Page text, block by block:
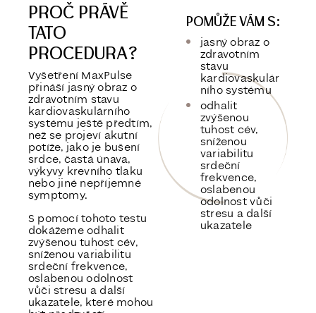
PROČ PRÁVĚ
TATO
PROCEDURA?
Vyšetření MaxPulse
přináší jasný obraz o
zdravotním stavu
kardiovaskulárního
systému ještě předtím,
než se projeví akutní
potíže, jako je bušení
srdce, častá únava,
výkyvy krevního tlaku
nebo jiné nepříjemné
symptomy.
S pomocí tohoto testu
dokážemeodhalit
zvýšenou tuhost cév,
sníženou variabilitu
srdeční frekvence,
oslabenou odolnost
vůči stresu a další
ukazatele, které mohou
POMŮŽE VÁM S:
jasný obraz o
zdravotním
stavu
kardiovaskulár
ního systému
odhalit
zvýšenou
tuhost cév,
sníženou
variabilitu
srdeční
frekvence,
oslabenou
odolnost vůči
stresu a další
ukazatele